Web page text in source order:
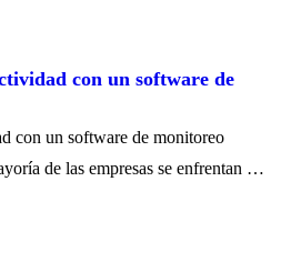
con un software de
con un software de monitoreo
de las empresas se enfrentan …